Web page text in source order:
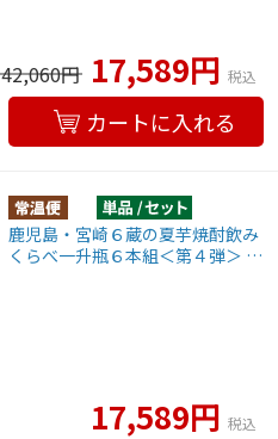
42,060円 17,589円 税込
カートに入れる
鹿児島・宮崎６蔵の夏芋焼酎飲み
くらべ一升瓶６本組＜第４弾＞ …
17,589円 税込